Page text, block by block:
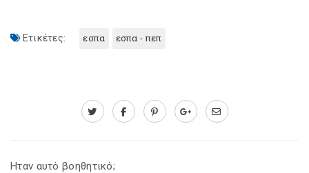
Ετικέτες: εσπα εσπα - πεπ
Ηταν αυτό βοηθητικό;